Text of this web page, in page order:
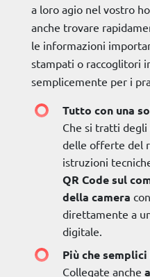
a loro agio nel vostro
anche trovare
le informazioni
stampati o raccoglitori
semplicemente per i
Tutto con una
Che si tratti degli
delle offerte del
istruzioni
QR Code sul
della camera
direttamente a
digitale.
Più che
Collegate anche